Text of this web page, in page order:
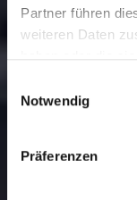
Partner führen
weiteren Daten
Sie unter:
Notwendig
Präferenzen